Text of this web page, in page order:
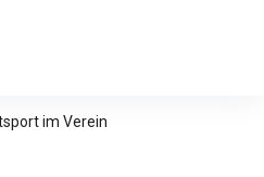
im Verein